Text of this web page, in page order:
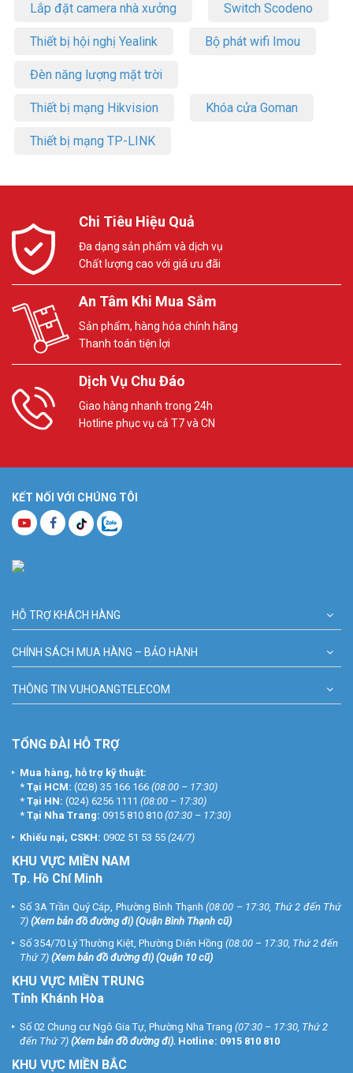
Lắp đặt camera nhà xưởng Switch Scodeno
Thiết bị hội nghị Yealink Bộ phát wifi Imou
Đèn năng lượng mặt trời
Thiết bị mạng Hikvision Khóa cửa Goman
Thiết bị mạng TP-LINK
Chi Tiêu Hiệu Quả
Đa dạng sản phẩm và dịch vụ
Chất lượng cao với giá ưu đãi
An Tâm Khi Mua Sắm
Sản phẩm, hàng hóa chính hãng
Thanh toán tiện lợi
Dịch Vụ Chu Đáo
Giao hàng nhanh trong 24h
Hotline phục vụ cả T7 và CN
KẾT NỐI VỚI CHÚNG TÔI
HỖ TRỢ KHÁCH HÀNG
CHÍNH SÁCH MUA HÀNG – BẢO HÀNH
THÔNG TIN VUHOANGTELECOM
TỔNG ĐÀI HỖ TRỢ
Mua hàng, hỗ trợ kỹ thuật:
* Tại HCM: (028) 35 166 166 (08:00 – 17:30)
* Tại HN: (024) 6256 1111 (08:00 – 17:30)
* Tại Nha Trang: 0915 810 810 (07:30 – 17:30)
Khiếu nại, CSKH: 0902 51 53 55 (24/7)
KHU VỰC MIỀN NAM
Tp. Hồ Chí Minh
Số 3A Trần Quý Cáp, Phường Bình Thạnh (08:00 – 17:30, Thứ 2 đến Thứ
7) (Xem bản đồ đường đi) (Quận Bình Thạnh cũ)
Số 354/70 Lý Thường Kiệt, Phường Diên Hồng (08:00 – 17:30, Thứ 2 đến
Thứ 7) (Xem bản đồ đường đi) (Quận 10 cũ)
KHU VỰC MIỀN TRUNG
Tỉnh Khánh Hòa
Số 02 Chung cư Ngô Gia Tự, Phường Nha Trang (07:30 – 17:30, Thứ 2
đến Thứ 7) (Xem bản đồ đường đi). Hotline: 0915 810 810
KHU VỰC MIỀN BẮC